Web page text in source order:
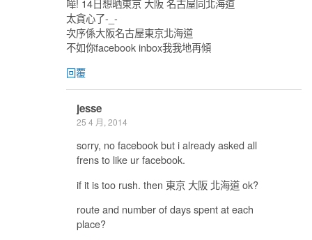
嘩! 14日想晒東京 大阪 名古屋同北海道
太貪心了-_-
次序係大阪名古屋東京北海道
不如你facebook inbox我我地再傾
回覆
jesse
25 4 月, 2014
sorry, no facebook but i already asked all
frens to like ur facebook.
if it is too rush. then 東京 大阪 北海道 ok?
route and number of days spent at each
place?